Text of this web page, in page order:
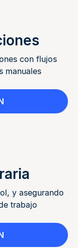
con flujos
manuales
y asegurando
trabajo